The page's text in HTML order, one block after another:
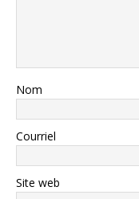
Nom
Courriel
Site web